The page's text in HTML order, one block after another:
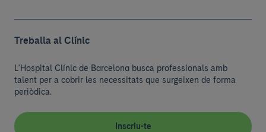
Treballa al Clínic
L'Hospital Clínic de Barcelona busca professionals amb
talent per a cobrir les necessitats que surgeixen de forma
periòdica.
Inscriu-te